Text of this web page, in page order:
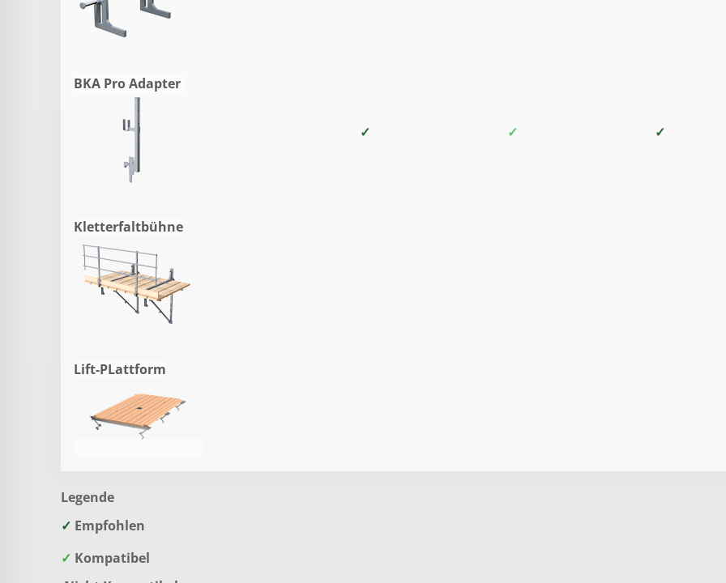
BKA Pro Adapter
✓ ✓ ✓
Kletterfaltbühne
Lift-PLattform
Legende
✓ Empfohlen
✓ Kompatibel